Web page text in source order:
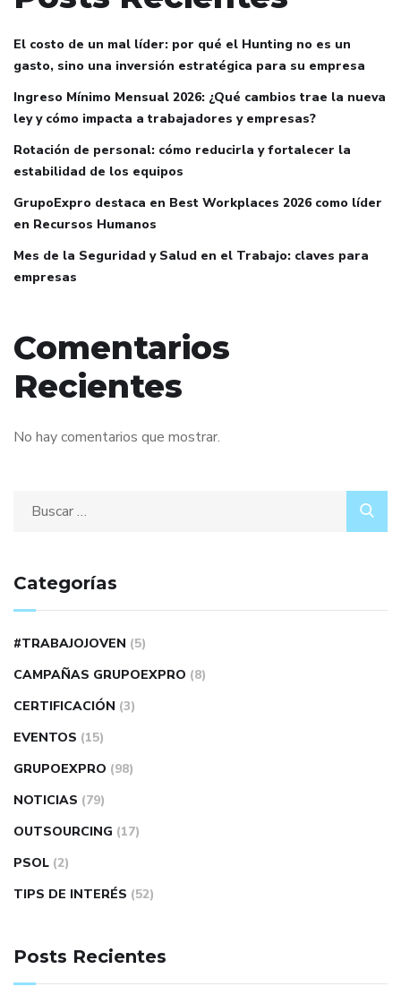
El costo de un mal líder: por qué el Hunting no es un
gasto, sino una inversión estratégica para su empresa
Ingreso Mínimo Mensual 2026: ¿Qué cambios trae la nueva
ley y cómo impacta a trabajadores y empresas?
Rotación de personal: cómo reducirla y fortalecer la
estabilidad de los equipos
GrupoExpro destaca en Best Workplaces 2026 como líder
en Recursos Humanos
Mes de la Seguridad y Salud en el Trabajo: claves para
empresas
Comentarios
Recientes
No hay comentarios que mostrar.
Categorías
#TRABAJOJOVEN (5)
CAMPAÑAS GRUPOEXPRO (8)
CERTIFICACIÓN (3)
EVENTOS (15)
GRUPOEXPRO (98)
NOTICIAS (79)
OUTSOURCING (17)
PSOL (2)
TIPS DE INTERÉS (52)
Posts Recientes